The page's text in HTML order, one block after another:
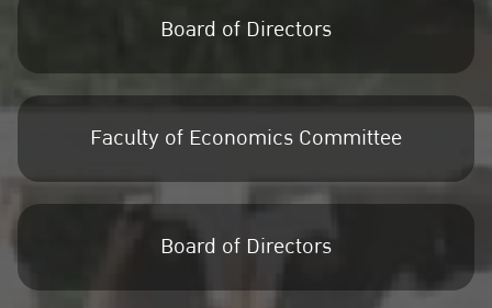
Board of Directors
Faculty of Economics Committee
Board of Directors